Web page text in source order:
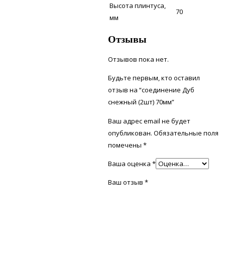
Высота плинтуса,
мм
70
Отзывы
Отзывов пока нет.
Будьте первым, кто оставил
отзыв на “соединение Дуб
снежный (2шт) 70мм”
Ваш адрес email не будет
опубликован. Обязательные поля
помечены*
Ваша оценка*
Ваш отзыв*